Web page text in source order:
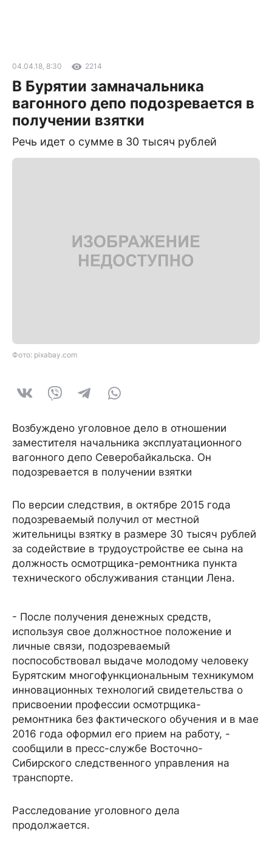
04.04.18, 8:30 2214
В Бурятии замначальника
вагонного депо подозревается в
получении взятки
Речь идет о сумме в 30 тысяч рублей
Фото: pixabay.com
Возбуждено уголовное дело в отношении
заместителя начальника эксплуатационного
вагонного депо Северобайкальска. Он
подозревается в получении взятки
По версии следствия, в октябре 2015 года
подозреваемый получил от местной
жительницы взятку в размере 30 тысяч рублей
за содействие в трудоустройстве ее сына на
должность осмотрщика-ремонтника пункта
технического обслуживания станции Лена.
- После получения денежных средств,
используя свое должностное положение и
личные связи, подозреваемый
поспособствовал выдаче молодому человеку
Бурятским многофункциональным техникумом
инновационных технологий свидетельства о
присвоении профессии осмотрщика-
ремонтника без фактического обучения и в мае
2016 года оформил его прием на работу, -
сообщили в пресс-службе Восточно-
Сибирского следственного управления на
транспорте.
Расследование уголовного дела
продолжается.